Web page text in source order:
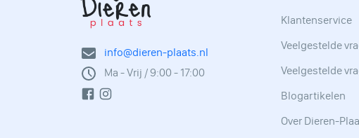
info@dieren-plaats.nl
Ma - Vrij / 9:00 - 17:00
Klantenservice
Veelgestelde
Veelgestelde
Blogartikelen
Over Dieren-